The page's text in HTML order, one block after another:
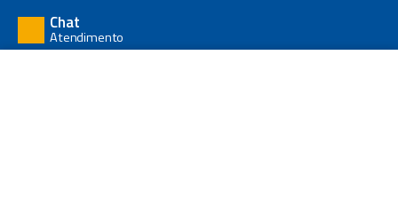
Chat
Atendimento